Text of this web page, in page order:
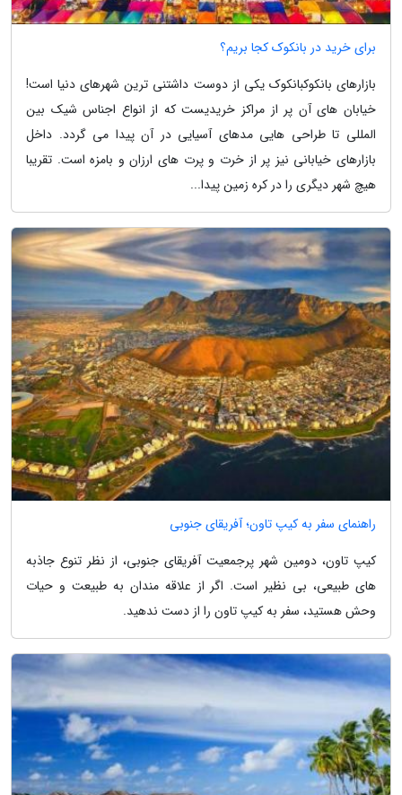
برای خرید در بانکوک کجا بریم؟
بازارهای بانکوکبانکوک یکی از دوست داشتنی ترین شهرهای دنیا است!
خیابان های آن پر از مراکز خریدیست که از انواع اجناس شیک بین
المللی تا طراحی هایی مدهای آسیایی در آن پیدا می گردد. داخل
بازارهای خیابانی نیز پر از خرت و پرت های ارزان و بامزه است. تقریبا
هیچ شهر دیگری را در کره زمین پیدا...
راهنمای سفر به کیپ تاون؛ آفریقای جنوبی
کیپ تاون، دومین شهر پرجمعیت آفریقای جنوبی، از نظر تنوع جاذبه
های طبیعی، بی نظیر است. اگر از علاقه مندان به طبیعت و حیات
وحش هستید، سفر به کیپ تاون را از دست ندهید.